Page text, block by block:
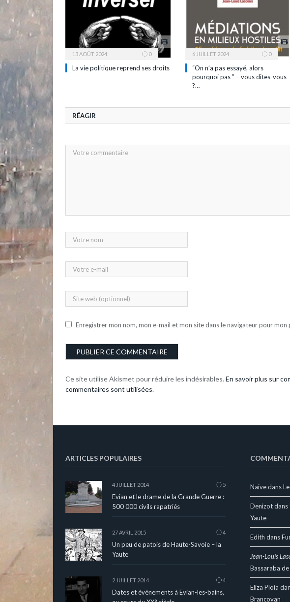
13 AOÛT 2024 0
La vie politique reprend ses droits
6 JUILLET 2024 0
“On n’a pas essayé, alors
pourquoi pas ” – vous dites-vous
?…
RÉAGIR
Enregistrer mon nom, mon e-mail et mon site dans le navigateur pour mon
Ce site utilise Akismet pour réduire les indésirables. En savoir plus sur
commentaires sont utilisées.
ARTICLES POPULAIRES
4 JUILLET 2014 5
Evian et le drame de la Grande Guerre :
500 000 civils rapatriés
27 AVRIL 2015 4
Un peu de patois de Haute-Savoie – la
Yaute
2 JUILLET 2014 4
Dates et évènements à Evian-les-bains,
Naivedans
Denizotdans
Yaute
Edith dans
Jean-Louis
Bassaraba
Eliza Ploia
Brancovan